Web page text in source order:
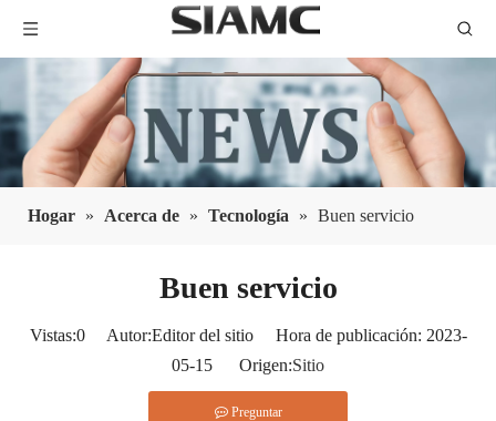
Hogar » Acerca de » Tecnología​​​​​​​ » Buen servicio
Buen servicio
Vistas:0Autor:Editor del sitio Hora de publicación: 2023-
05-15 Origen:Sitio
Preguntar